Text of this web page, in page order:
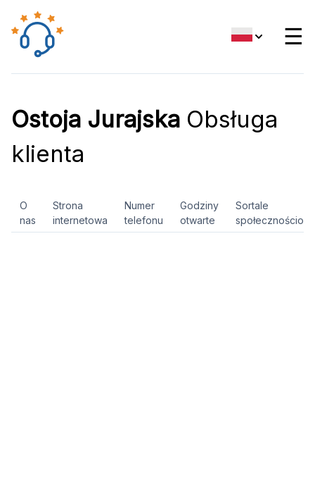
☰
Ostoja Jurajska Obsługa
klienta
O
nas
Strona
internetowa
Numer
telefonu
Godziny
otwarte
Sortale